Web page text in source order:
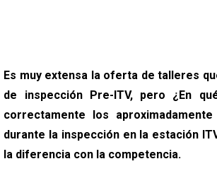
Es muy extensa la oferta de talleres
de inspección Pre-ITV, pero ¿En
correctamente los
durante la inspección en la estación
la diferencia con la competencia.